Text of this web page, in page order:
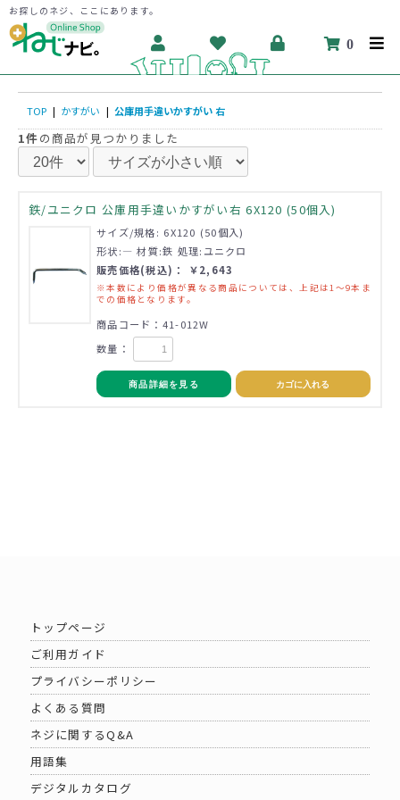
お探しのネジ、ここにあります。
0
TOP | かすがい | 公庫用手違いかすがい 右
1件の商品が見つかりました
鉄/ユニクロ 公庫用手違いかすがい右 6X120 (50個入)
サイズ/規格: 6X120 (50個入)
形状:― 材質:鉄 処理:ユニクロ
販売価格(税込)： ￥2,643
※本数により価格が異なる商品については、上記は1～9本ま
での価格となります。
商品コード：41-012W
数量：
商品詳細を見る カゴに入れる
トップページ
ご利用ガイド
プライバシーポリシー
よくある質問
ネジに関するQ&A
用語集
デジタルカタログ